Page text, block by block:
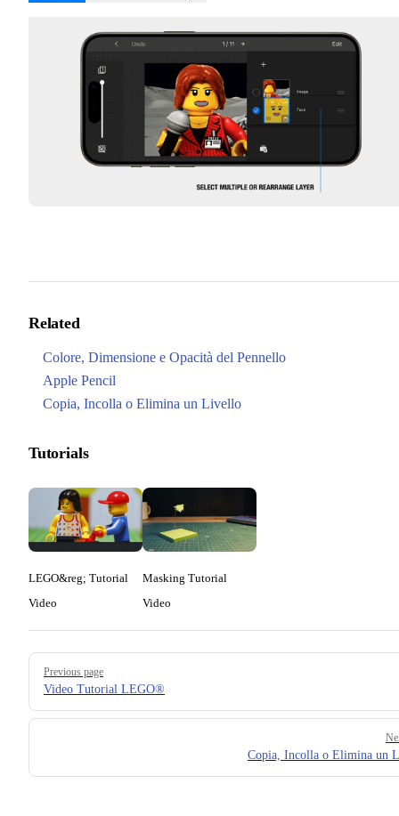
Related
Colore, Dimensione e Opacità del Pennello
Apple Pencil
Copia, Incolla o Elimina un Livello
Tutorials
LEGO&reg; Tutorial
Video
Masking Tutorial
Video
Pager
Previous page
Video Tutorial LEGO®
Copia, Incolla o Elimina un